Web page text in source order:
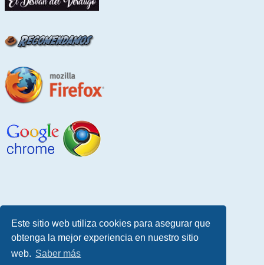
Este sitio web utiliza cookies para asegurar que
obtenga la mejor experiencia en nuestro sitio
web. Saber más